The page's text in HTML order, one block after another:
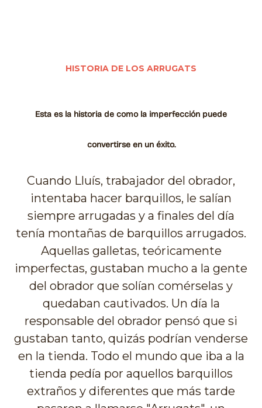
HISTORIA DE LOS ARRUGATS
Esta es la historia de como la imperfección puede
convertirse en un éxito.
Cuando Lluís, trabajador del obrador,
intentaba hacer barquillos, le salían
siempre arrugadas y a finales del día
tenía montañas de barquillos arrugados.
Aquellas galletas, teóricamente
imperfectas, gustaban mucho a la gente
del obrador que solían comérselas y
quedaban cautivados. Un día la
responsable del obrador pensó que si
gustaban tanto, quizás podrían venderse
en la tienda. Todo el mundo que iba a la
tienda pedía por aquellos barquillos
extraños y diferentes que más tarde